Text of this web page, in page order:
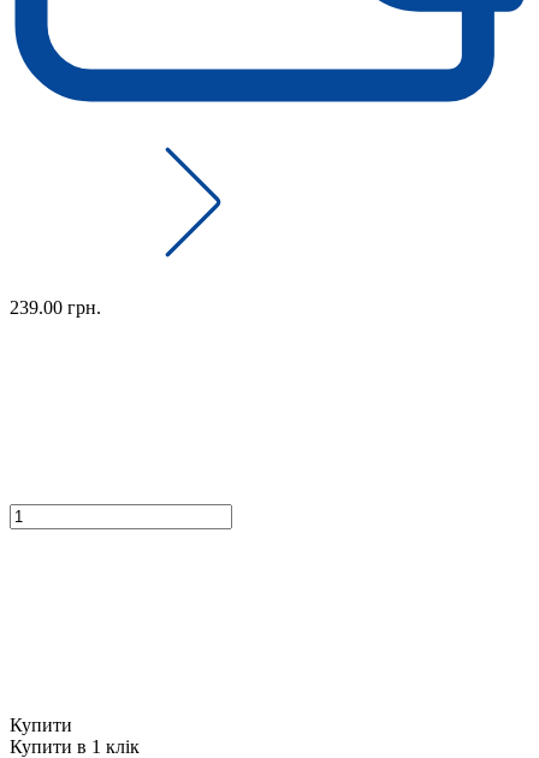
239.00 грн.
Купити
Купити в 1 клік